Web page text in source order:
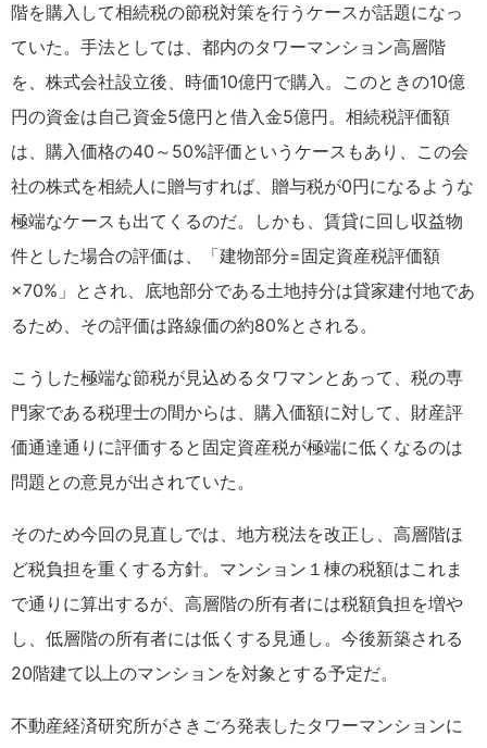
階を購入して相続税の節税対策を行うケースが話題になっ
ていた。手法としては、都内のタワーマンション高層階
を、株式会社設立後、時価10億円で購入。このときの10億
円の資金は自己資金5億円と借入金5億円。相続税評価額
は、購入価格の40～50%評価というケースもあり、この会
社の株式を相続人に贈与すれば、贈与税が0円になるような
極端なケースも出てくるのだ。しかも、賃貸に回し収益物
件とした場合の評価は、「建物部分=固定資産税評価額
×70%」とされ、底地部分である土地持分は貸家建付地であ
るため、その評価は路線価の約80%とされる。
こうした極端な節税が見込めるタワマンとあって、税の専
門家である税理士の間からは、購入価額に対して、財産評
価通達通りに評価すると固定資産税が極端に低くなるのは
問題との意見が出されていた。
そのため今回の見直しでは、地方税法を改正し、高層階ほ
ど税負担を重くする方針。マンション１棟の税額はこれま
で通りに算出するが、高層階の所有者には税額負担を増や
し、低層階の所有者には低くする見通し。今後新築される
20階建て以上のマンションを対象とする予定だ。
不動産経済研究所がさきごろ発表したタワーマンションに